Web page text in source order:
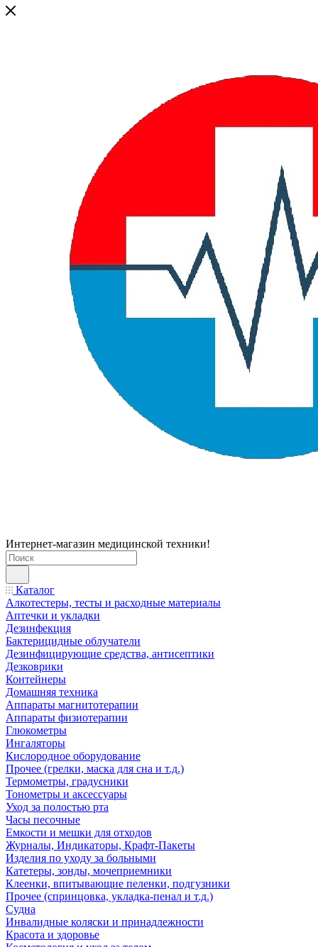
Интернет-магазин медицинской техники!
Каталог
Алкотестеры, тесты и расходные материалы
Аптечки и укладки
Дезинфекция
Бактерицидные облучатели
Дезинфицирующие средства, антисептики
Дезковрики
Контейнеры
Домашняя техника
Аппараты магнитотерапии
Аппараты физиотерапии
Глюкометры
Ингаляторы
Кислородное оборудование
Прочее (грелки, маска для сна и т.д.)
Термометры, градусники
Тонометры и аксессуары
Уход за полостью рта
Часы песочные
Емкости и мешки для отходов
Журналы, Индикаторы, Крафт-Пакеты
Изделия по уходу за больными
Катетеры, зонды, мочеприемники
Клеенки, впитывающие пеленки, подгузники
Прочее (спринцовка, укладка-пенал и т.д.)
Судна
Инвалидные коляски и принадлежности
Красота и здоровье